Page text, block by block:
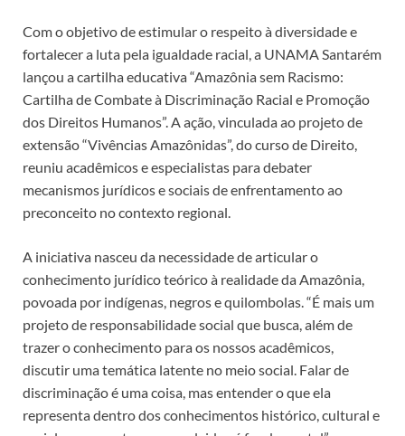
Com o objetivo de estimular o respeito à diversidade e
fortalecer a luta pela igualdade racial, a UNAMA Santarém
lançou a cartilha educativa “Amazônia sem Racismo:
Cartilha de Combate à Discriminação Racial e Promoção
dos Direitos Humanos”. A ação, vinculada ao projeto de
extensão “Vivências Amazônidas”, do curso de Direito,
reuniu acadêmicos e especialistas para debater
mecanismos jurídicos e sociais de enfrentamento ao
preconceito no contexto regional.
A iniciativa nasceu da necessidade de articular o
conhecimento jurídico teórico à realidade da Amazônia,
povoada por indígenas, negros e quilombolas. “É mais um
projeto de responsabilidade social que busca, além de
trazer o conhecimento para os nossos acadêmicos,
discutir uma temática latente no meio social. Falar de
discriminação é uma coisa, mas entender o que ela
representa dentro dos conhecimentos histórico, cultural e